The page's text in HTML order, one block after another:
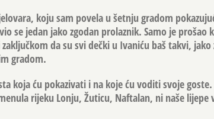
koju sam povela u šetnju gradom
se jedan jako zgodan prolaznik. Samo je prošao
da su svi dečki u Ivaniću baš takvi,
gradom.
koja ću pokazivati i na koje ću voditi svoje
rijeku Lonju, Žuticu, Naftalan, ni naše lijepe